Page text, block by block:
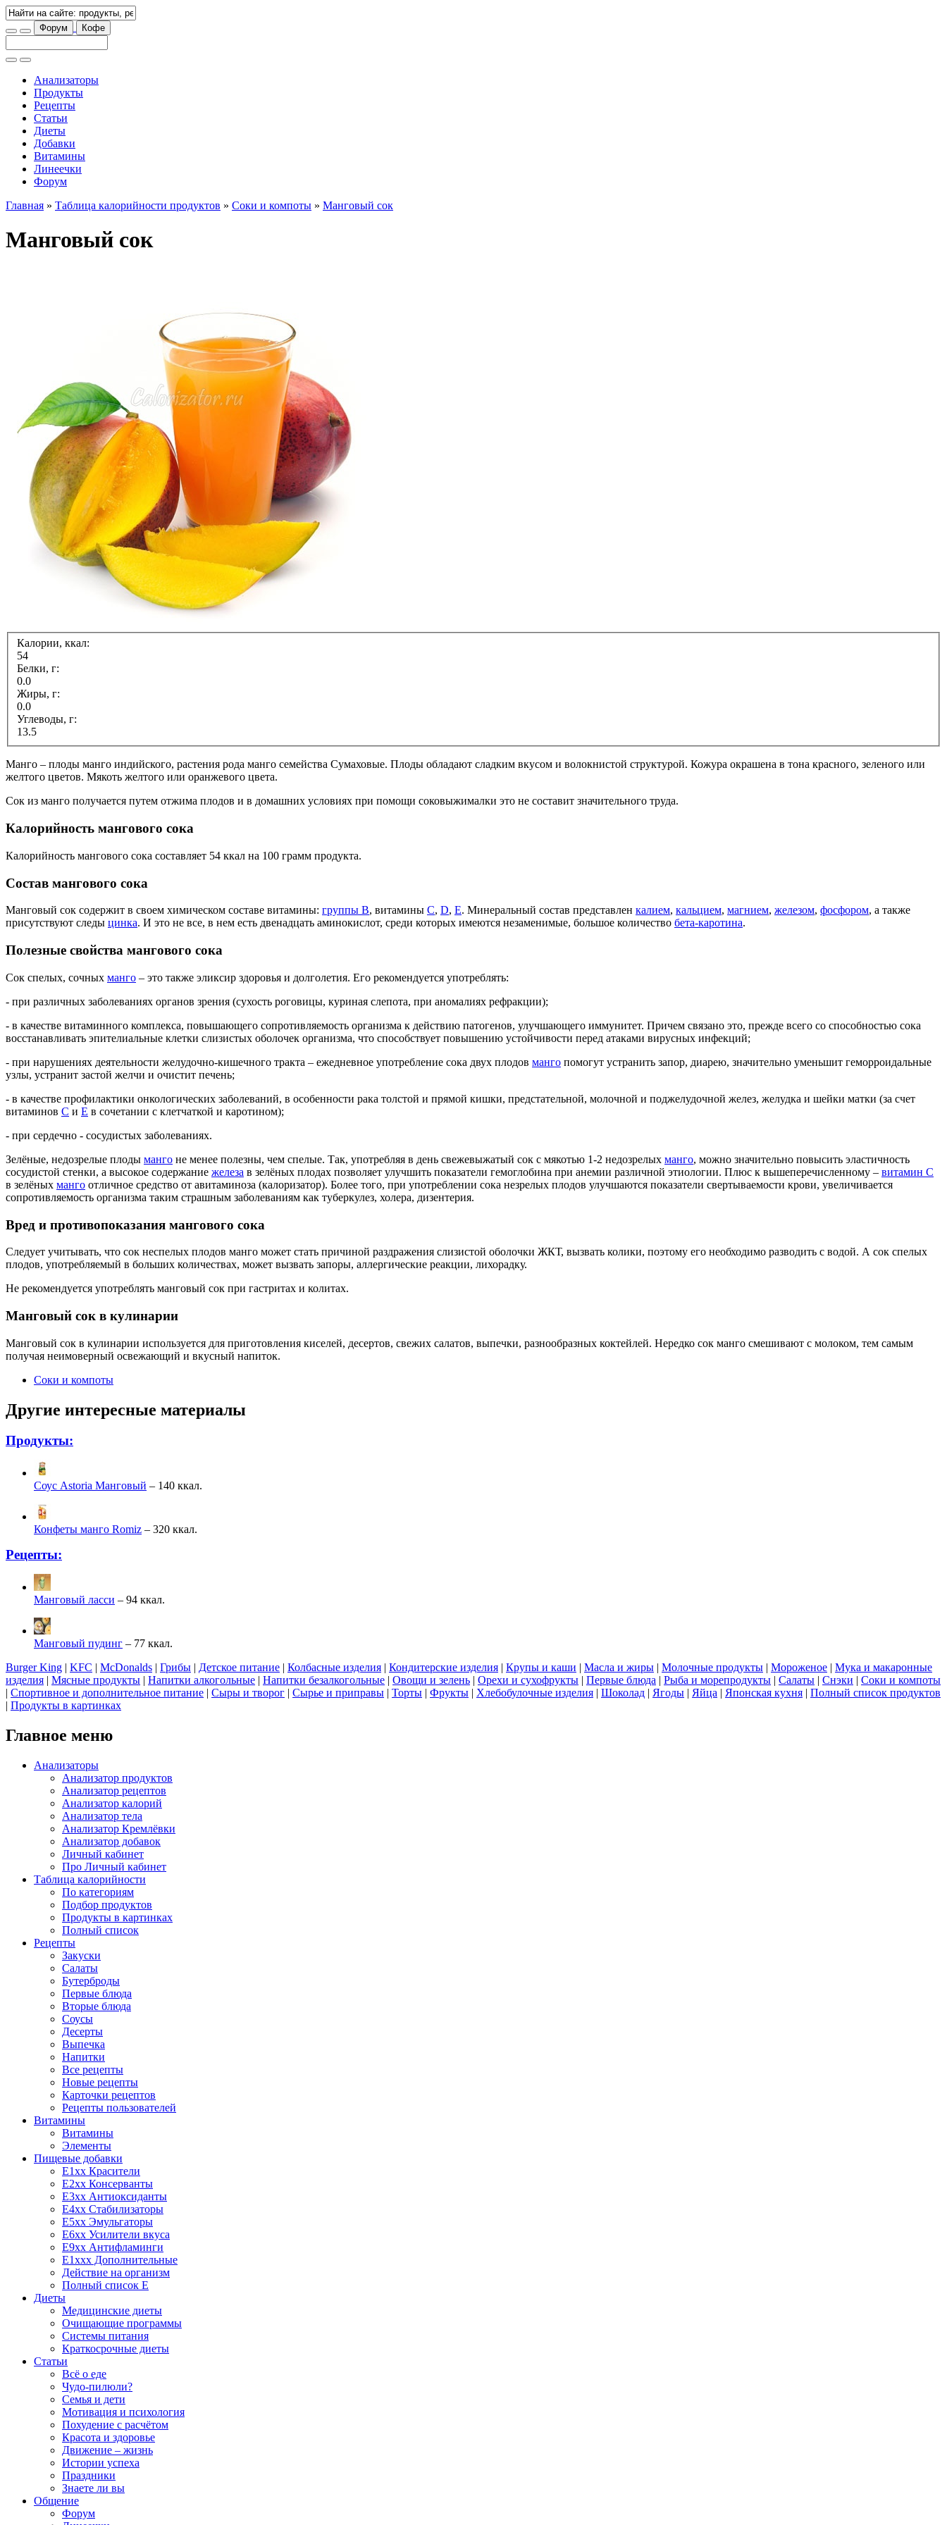
Форум Кофе
Анализаторы
Продукты
Рецепты
Статьи
Диеты
Добавки
Витамины
Линеечки
Форум
Главная » Таблица калорийности продуктов » Соки и компоты » Манговый сок
Манговый сок
Калории, ккал:
54
Белки, г:
0.0
Жиры, г:
0.0
Углеводы, г:
13.5
Манго – плоды манго индийского, растения рода манго семейства Сумаховые. Плоды обладают сладким вкусом и волокнистой структурой. Кожура окрашена в тона красного, зеленого или
желтого цветов. Мякоть желтого или оранжевого цвета.
Сок из манго получается путем отжима плодов и в домашних условиях при помощи соковыжималки это не составит значительного труда.
Калорийность мангового сока
Калорийность мангового сока составляет 54 ккал на 100 грамм продукта.
Состав мангового сока
Манговый сок содержит в своем химическом составе витамины: группы В, витамины С, D, Е. Минеральный состав представлен калием, кальцием, магнием, железом, фосфором, а также
присутствуют следы цинка. И это не все, в нем есть двенадцать аминокислот, среди которых имеются незаменимые, большое количество бета-каротина.
Полезные свойства мангового сока
Сок спелых, сочных манго – это также эликсир здоровья и долголетия. Его рекомендуется употреблять:
- при различных заболеваниях органов зрения (сухость роговицы, куриная слепота, при аномалиях рефракции);
- в качестве витаминного комплекса, повышающего сопротивляемость организма к действию патогенов, улучшающего иммунитет. Причем связано это, прежде всего со способностью сока
восстанавливать эпителиальные клетки слизистых оболочек организма, что способствует повышению устойчивости перед атаками вирусных инфекций;
- при нарушениях деятельности желудочно-кишечного тракта – ежедневное употребление сока двух плодов манго помогут устранить запор, диарею, значительно уменьшит геморроидальные
узлы, устранит застой желчи и очистит печень;
- в качестве профилактики онкологических заболеваний, в особенности рака толстой и прямой кишки, предстательной, молочной и поджелудочной желез, желудка и шейки матки (за счет
витаминов С и Е в сочетании с клетчаткой и каротином);
- при сердечно - сосудистых заболеваниях.
Зелёные, недозрелые плоды манго не менее полезны, чем спелые. Так, употребляя в день свежевыжатый сок с мякотью 1-2 недозрелых манго, можно значительно повысить эластичность
сосудистой стенки, а высокое содержание железа в зелёных плодах позволяет улучшить показатели гемоглобина при анемии различной этиологии. Плюс к вышеперечисленному – витамин С
в зелёных манго отличное средство от авитаминоза (калоризатор). Более того, при употреблении сока незрелых плодов улучшаются показатели свертываемости крови, увеличивается
сопротивляемость организма таким страшным заболеваниям как туберкулез, холера, дизентерия.
Вред и противопоказания мангового сока
Следует учитывать, что сок неспелых плодов манго может стать причиной раздражения слизистой оболочки ЖКТ, вызвать колики, поэтому его необходимо разводить с водой. А сок спелых
плодов, употребляемый в больших количествах, может вызвать запоры, аллергические реакции, лихорадку.
Не рекомендуется употреблять манговый сок при гастритах и колитах.
Манговый сок в кулинарии
Манговый сок в кулинарии используется для приготовления киселей, десертов, свежих салатов, выпечки, разнообразных коктейлей. Нередко сок манго смешивают с молоком, тем самым
получая неимоверный освежающий и вкусный напиток.
Соки и компоты
Другие интересные материалы
Продукты:
Соус Astoria Манговый – 140 ккал.
Конфеты манго Romiz – 320 ккал.
Рецепты:
Манговый ласси – 94 ккал.
Манговый пудинг – 77 ккал.
Burger King
KFC McDonalds Грибы Детское питание Колбасные изделия Кондитерские изделия Крупы и каши Масла и жиры Молочные продукты Мороженое
Мука и макаронные
изделия
Мясные продукты Напитки алкогольные Напитки безалкогольные Овощи и зелень Орехи и сухофрукты Первые блюда Рыба и морепродукты Салаты Снэки
Соки и компоты
Спортивное и дополнительное питание Сыры и творог Сырье и приправы Торты Фрукты Хлебобулочные изделия Шоколад Ягоды Яйца Японская кухня
Полный список продуктов
Продукты в картинках
Главное меню
Анализаторы
Анализатор продуктов
Анализатор рецептов
Анализатор калорий
Анализатор тела
Анализатор Кремлёвки
Анализатор добавок
Личный кабинет
Про Личный кабинет
Таблица калорийности
По категориям
Подбор продуктов
Продукты в картинках
Полный список
Рецепты
Закуски
Салаты
Бутерброды
Первые блюда
Вторые блюда
Соусы
Десерты
Выпечка
Напитки
Все рецепты
Новые рецепты
Карточки рецептов
Рецепты пользователей
Витамины
Витамины
Элементы
Пищевые добавки
E1xx Красители
E2xx Консерванты
E3xx Антиоксиданты
E4xx Стабилизаторы
E5xx Эмульгаторы
E6xx Усилители вкуса
E9xx Антифламинги
E1xxx Дополнительные
Действие на организм
Полный список E
Диеты
Медицинские диеты
Очищающие программы
Системы питания
Краткосрочные диеты
Статьи
Всё о еде
Чудо-пилюли?
Семья и дети
Мотивация и психология
Похудение с расчётом
Красота и здоровье
Движение – жизнь
Истории успеха
Праздники
Знаете ли вы
Общение
Форум